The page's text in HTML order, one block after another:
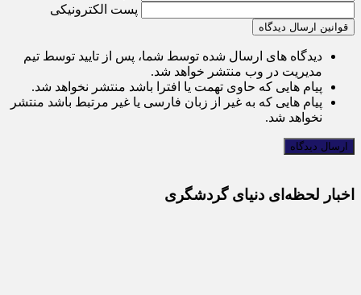
پست الکترونیکی
قوانین ارسال دیدگاه
دیدگاه های ارسال شده توسط شما، پس از تایید توسط تیم
مدیریت در وب منتشر خواهد شد.
پیام هایی که حاوی تهمت یا افترا باشد منتشر نخواهد شد.
پیام هایی که به غیر از زبان فارسی یا غیر مرتبط باشد منتشر
نخواهد شد.
اخبار لحظه‌ای دنیای گردشگری